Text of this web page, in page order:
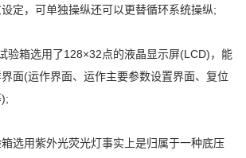
定，可单独操纵还可以更替循环系统操纵;
箱选用了128×32点的液晶显示屏(LCD)，能
面(运作界面、运作主要参数设置界面、复位
用紫外光荧光灯事实上是归属于一种底压